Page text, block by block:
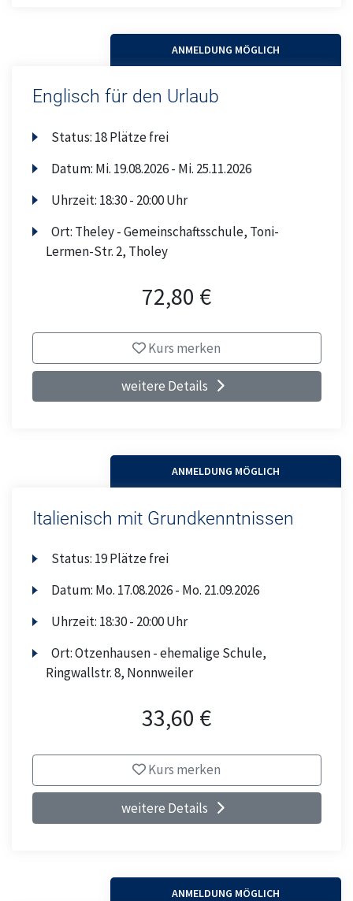
ANMELDUNG MÖGLICH
Englisch für den Urlaub
Status: 18 Plätze frei
Datum: Mi. 19.08.2026 - Mi. 25.11.2026
Uhrzeit: 18:30 - 20:00 Uhr
Ort: Theley - Gemeinschaftsschule, Toni-
Lermen-Str. 2, Tholey
72,80 €
Kurs merken
weitere Details
ANMELDUNG MÖGLICH
Italienisch mit Grundkenntnissen
Status: 19 Plätze frei
Datum: Mo. 17.08.2026 - Mo. 21.09.2026
Uhrzeit: 18:30 - 20:00 Uhr
Ort:Otzenhausen - ehemalige Schule,
Ringwallstr. 8, Nonnweiler
33,60 €
Kurs merken
weitere Details
ANMELDUNG MÖGLICH